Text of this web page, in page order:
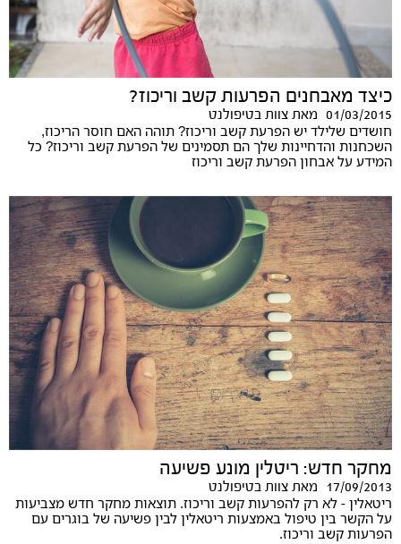
כיצד מאבחנים הפרעות קשב וריכוז?
01/03/2015 מאת צוות בטיפולנט
חושדים שלילד יש הפרעת קשב וריכוז? תוהה האם חוסר הריכוז,
השכחנות והדחיינות שלך הם תסמינים של הפרעת קשב וריכוז? כל
המידע על אבחון הפרעת קשב וריכוז
מחקר חדש: ריטלין מונע פשיעה
17/09/2013 מאת צוות בטיפולנט
ריטאלין - לא רק להפרעות קשב וריכוז. תוצאות מחקר חדש מצביעות
על הקשר בין טיפול באמצעות ריטאלין לבין פשיעה של בוגרים עם
הפרעות קשב וריכוז.